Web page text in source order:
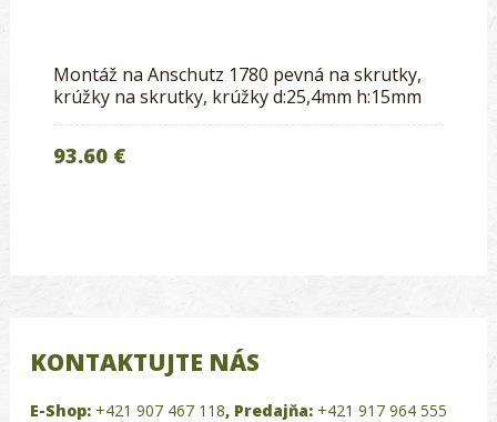
Montáž na Anschutz 1780 pevná na skrutky,
krúžky na skrutky, krúžky d:25,4mm h:15mm
93.60 €
KONTAKTUJTE NÁS
E-Shop: +421 907 467 118, Predajňa: +421 917 964 555